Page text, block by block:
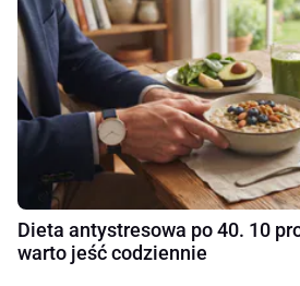
Dieta antystresowa po 40. 10
warto jeść codziennie